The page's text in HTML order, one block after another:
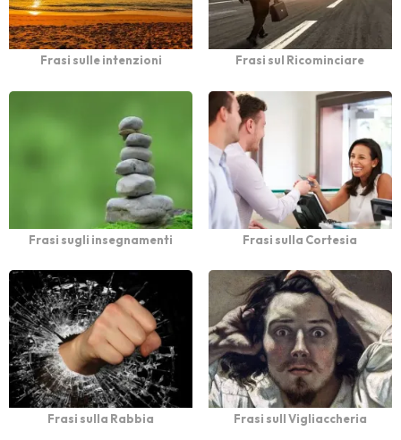
Frasi sulle intenzioni Frasi sul Ricominciare
Frasi sugli insegnamenti Frasi sulla Cortesia
Frasi sulla Rabbia Frasi sull Vigliaccheria